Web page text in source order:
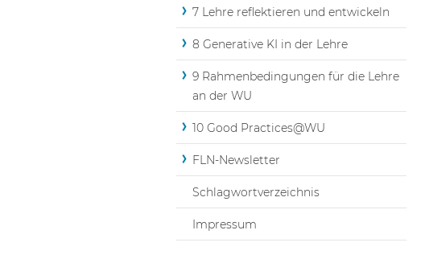
7 Lehre reflektieren und entwickeln
8 Generative KI in der Lehre
9 Rahmenbedingungen für die Lehre
an der WU
10 Good Practices@WU
FLN-Newsletter
Schlagwortverzeichnis
Impressum